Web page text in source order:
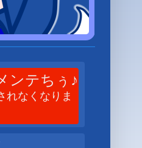
ンテちぅ♪
れなくなりま